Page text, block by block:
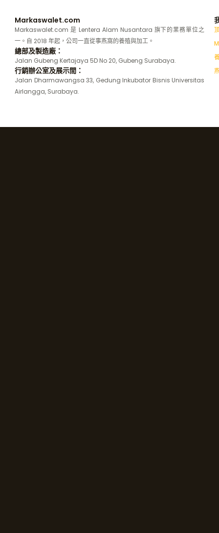
Markaswalet.com
Markaswalet.com 是 Lentera Alam Nusantara 旗下的業務單位之
一。自 2018 年起，公司一直從事燕窩的養殖與加工。
總部及製造廠：
Jalan Gubeng Kertajaya 5D No 20, Gubeng Surabaya.
行銷辦公室及展示間：
Jalan Dharmawangsa 33, Gedung Inkubator Bisnis Universitas
Airlangga, Surabaya.